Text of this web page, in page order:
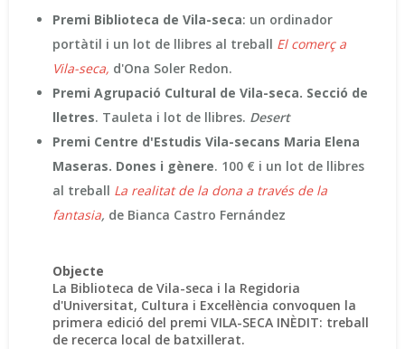
Premi Biblioteca de Vila-seca: un ordinador
portàtil i un lot de llibres al treball El comerç a
Vila-seca, d'Ona Soler Redon.
Premi Agrupació Cultural de Vila-seca. Secció de
lletres. Tauleta i lot de llibres. Desert
Premi Centre d'Estudis Vila-secans Maria Elena
Maseras. Dones i gènere. 100 € i un lot de llibres
al treball La realitat de la dona a través de la
fantasia, de Bianca Castro Fernández
Objecte
La Biblioteca de Vila-seca i la Regidoria
d'Universitat, Cultura i Excel·lència convoquen la
primera edició del premi VILA-SECA INÈDIT: treball
de recerca local de batxillerat.